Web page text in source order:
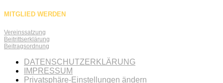
MITGLIED WERDEN
Vereinssatzung
Beitrittserklärung
Beitragsordnung
DATENSCHUTZERKLÄRUNG
IMPRESSUM
Privatsphäre-Einstellungen ändern